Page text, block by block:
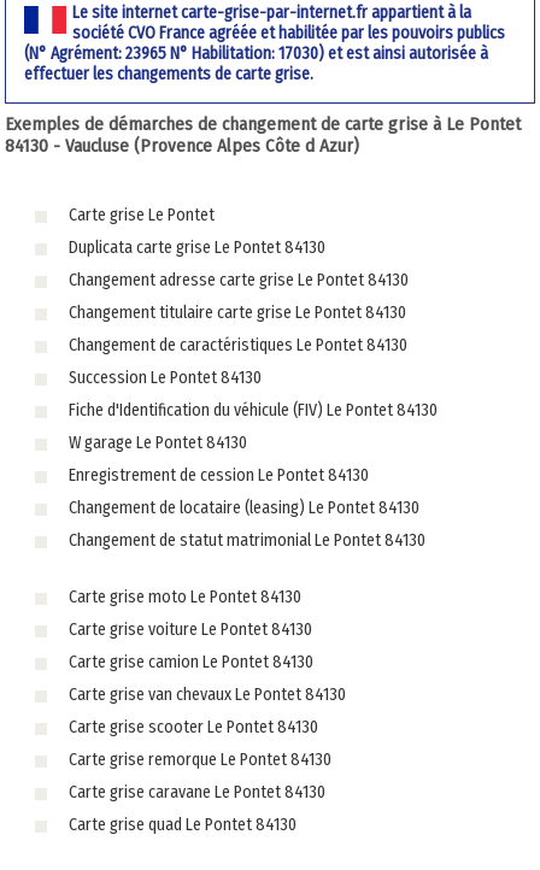
Le site internet carte-grise-par-internet.fr appartient à la
société CVO France agréée et habilitée par les pouvoirs publics
(N° Agrément: 23965 N° Habilitation: 17030) et est ainsi autorisée à
effectuer les changements de carte grise.
Exemples de démarches de changement de carte grise à Le Pontet
84130 - Vaucluse (Provence Alpes Côte d Azur)
Carte grise Le Pontet
Duplicata carte grise Le Pontet 84130
Changement adresse carte grise Le Pontet 84130
Changement titulaire carte grise Le Pontet 84130
Changement de caractéristiques Le Pontet 84130
Succession Le Pontet 84130
Fiche d'Identification du véhicule (FIV) Le Pontet 84130
W garage Le Pontet 84130
Enregistrement de cession Le Pontet 84130
Changement de locataire (leasing) Le Pontet 84130
Changement de statut matrimonial Le Pontet 84130
Carte grise moto Le Pontet 84130
Carte grise voiture Le Pontet 84130
Carte grise camion Le Pontet 84130
Carte grise van chevaux Le Pontet 84130
Carte grise scooter Le Pontet 84130
Carte grise remorque Le Pontet 84130
Carte grise caravane Le Pontet 84130
Carte grise quad Le Pontet 84130